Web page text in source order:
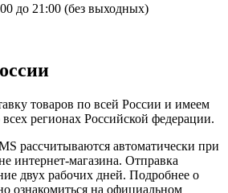
до 21:00 (без выходных)
товаров по всей России и имеем
регионах Российской федерации.
рассчитываются автоматически при
интернет-магазина. Отправка
двух рабочих дней. Подробнее о
ознакомиться на официальном